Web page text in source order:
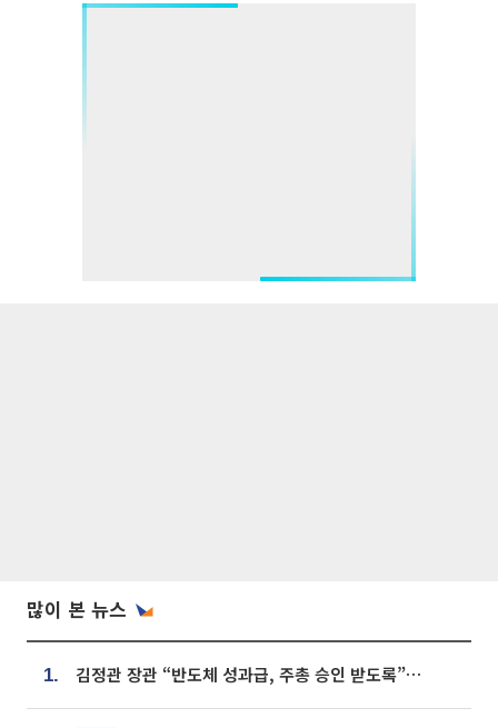
많이 본 뉴스
1. 김정관 장관 “반도체 성과급, 주총 승인 받도록”…상법·자본시장법 개정 시사